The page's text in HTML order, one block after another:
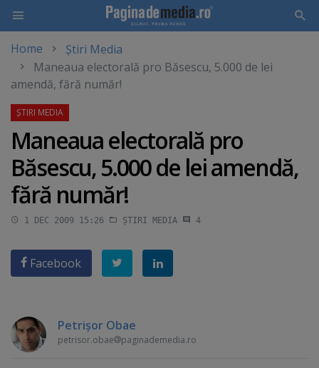
main
content
Home
Știri Media
Maneaua electorală pro Băsescu, 5.000 de lei
amendă, fără număr!
Maneaua electorală pro
Băsescu, 5.000 de lei amendă,
fără număr!
1 DEC 2009 15:26 ȘTIRI MEDIA 4
Facebook
Petrişor Obae
petrisor.obae paginademedia.ro